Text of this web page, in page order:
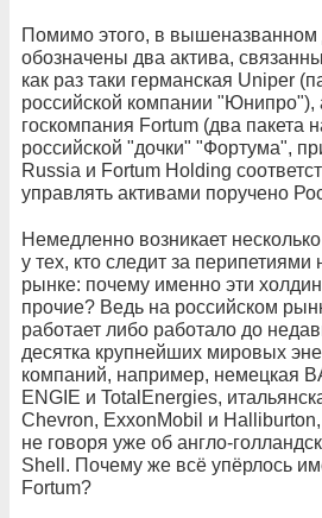
Помимо этого, в вышеназванном
обозначены два актива,
как раз таки германская Uniper
российской компании "Юнипро"),
госкомпания Fortum (два пакета
российской "дочки" "Фортума",
Russia и Fortum Holding
управлять активами поручено
Немедленно возникает
у тех, кто следит за перипетиями
рынке: почему именно эти
прочие? Ведь на российском
работает либо работало до
десятка крупнейших мировых
компаний, например, немецкая
ENGIE и TotalEnergies,
Chevron, ExxonMobil и Halliburton,
не говоря уже об англо-
Shell. Почему же всё упёрлось
Fortum?